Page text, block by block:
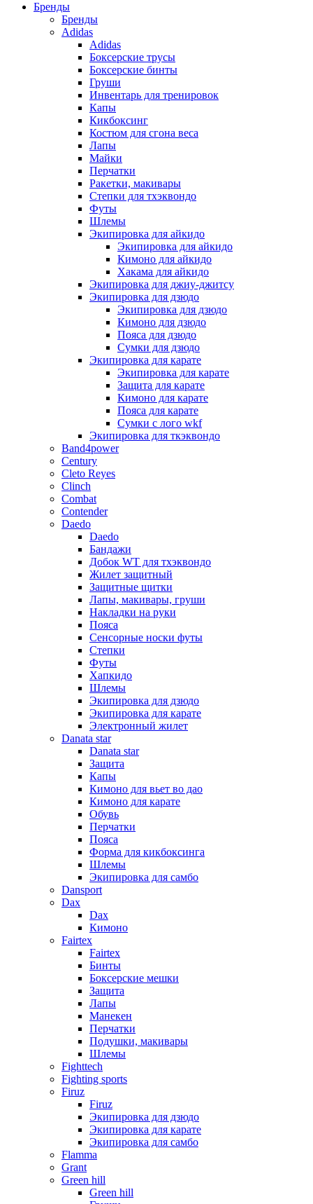
Бренды
Бренды
Adidas
Adidas
Боксерские трусы
Боксерские бинты
Груши
Инвентарь для тренировок
Капы
Кикбоксинг
Костюм для сгона веса
Лапы
Майки
Перчатки
Ракетки, макивары
Степки для тхэквондо
Футы
Шлемы
Экипировка для айкидо
Экипировка для айкидо
Кимоно для айкидо
Хакама для айкидо
Экипировка для джиу-джитсу
Экипировка для дзюдо
Экипировка для дзюдо
Кимоно для дзюдо
Пояса для дзюдо
Сумки для дзюдо
Экипировка для карате
Экипировка для карате
Защита для карате
Кимоно для карате
Пояса для карате
Сумки с лого wkf
Экипировка для ткэквондо
Band4power
Century
Cleto Reyes
Clinch
Combat
Contender
Daedo
Daedo
Бандажи
Добок WT для тхэквондо
Жилет защитный
Защитные щитки
Лапы, макивары, груши
Накладки на руки
Пояса
Сенсорные носки футы
Степки
Футы
Хапкидо
Шлемы
Экипировка для дзюдо
Экипировка для карате
Электронный жилет
Danata star
Danata star
Защита
Капы
Кимоно для вьет во дао
Кимоно для карате
Обувь
Перчатки
Пояса
Форма для кикбоксинга
Шлемы
Экипировка для самбо
Dansport
Dax
Dax
Кимоно
Fairtex
Fairtex
Бинты
Боксерские мешки
Защита
Лапы
Манекен
Перчатки
Подушки, макивары
Шлемы
Fighttech
Fighting sports
Firuz
Firuz
Экипировка для дзюдо
Экипировка для карате
Экипировка для самбо
Flamma
Grant
Green hill
Green hill